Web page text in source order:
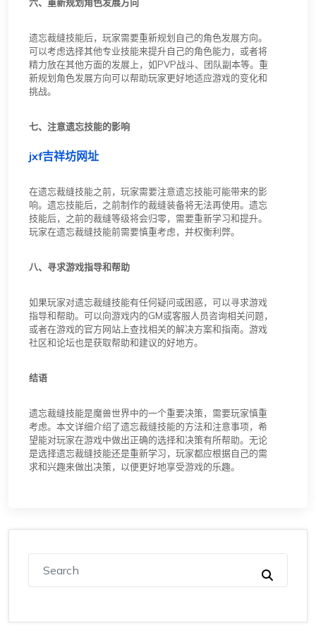
遗忘裁缝技能后，玩家需要重新规划自己的角色发展方向。
可以考虑选择其他专业技能来提升自己的角色能力，或者将
精力放在其他方面的发展上，如PVP战斗、团队副本等。重
新规划角色发展方向可以帮助玩家更好地适应游戏的变化和
挑战。
七、注意遗忘技能的影响
jxf吉祥坊网址
在遗忘裁缝技能之前，玩家需要注意遗忘技能可能带来的影
响。遗忘技能后，之前制作的裁缝装备将无法再使用。遗忘
技能后，之前的裁缝等级将会归零，需要重新学习和提升。
玩家在遗忘裁缝技能前需要慎重考虑，并权衡利弊。
八、寻求游戏指导和帮助
如果玩家对遗忘裁缝技能有任何疑问或困惑，可以寻求游戏
指导和帮助。可以向游戏内的GM或客服人员咨询相关问题，
或者在游戏的官方网站上查找相关的解决方案和指南。游戏
社区和论坛也是获取帮助和建议的好地方。
结语
遗忘裁缝技能是魔兽世界中的一个重要决策，需要玩家慎重
考虑。本文详细介绍了遗忘裁缝技能的方法和注意事项，希
望能对玩家在游戏中做出正确的选择和决策有所帮助。无论
是选择遗忘裁缝技能还是重新学习，玩家都应根据自己的需
求和兴趣来做出决策，以便更好地享受游戏的乐趣。